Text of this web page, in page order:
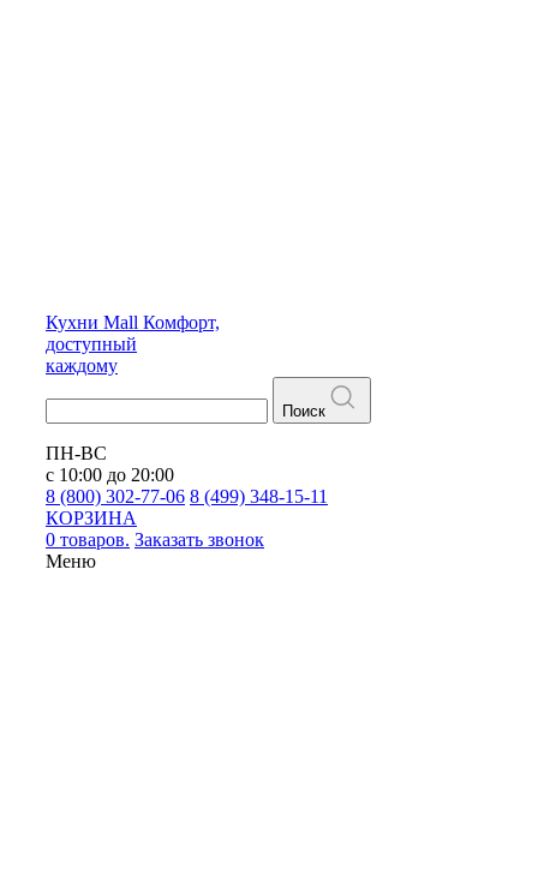
Кухни Mall Комфорт,
доступный
каждому
Поиск
ПН-ВС
с 10:00 до 20:00
8 (800) 302-77-06 8 (499) 348-15-11
КОРЗИНА
0 товаров. Заказать звонок
Меню